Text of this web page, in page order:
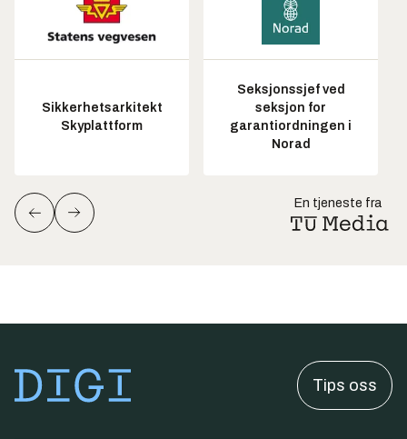
Sikkerhetsarkitekt
Skyplattform
Seksjonssjef ved
seksjon for
garantiordningen i
Norad
En tjeneste fra
Tips oss